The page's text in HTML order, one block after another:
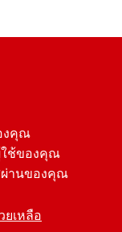
งคุณ
ช้ของคุณ
านของคุณ
เหลือ